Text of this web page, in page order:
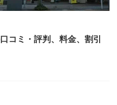
コミ・評判、料金、割引